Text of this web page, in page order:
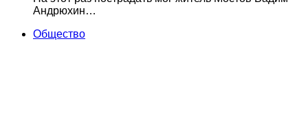
Андрюхин…
Общество